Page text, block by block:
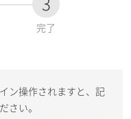
3
完了
ン操作されますと、記
さい。